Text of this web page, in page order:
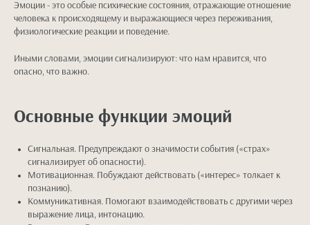
Эмоции - это особые психические состояния, отражающие отношение
человека к происходящему и выражающиеся через переживания,
физиологические реакции и поведение.
Иными словами, эмоции сигнализируют: что нам нравится, что
опасно, что важно.
Основные функции эмоций
Сигнальная. Предупреждают о значимости события («страх»
сигнализирует об опасности).
Мотивационная. Побуждают действовать («интерес» толкает к
познанию).
Коммуникативная. Помогают взаимодействовать с другими через
выражение лица, интонацию.